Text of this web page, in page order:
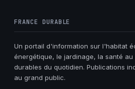
FRANCE DURABLE
Un portail d'information sur l'habitat
énergétique, le jardinage, la santé
durables du quotidien. Publications
au grand public.